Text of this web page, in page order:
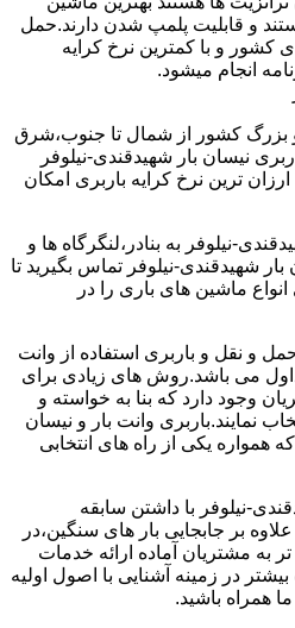
و قابلیت پلمپ شدن دارند.حمل
کشور و با کمترین نرخ کرایه
انجام میشود.
کشور از شمال تا جنوب،شرق
نیسان بار شهیدقندی-نیلوفر
ارزان ترین نرخ کرایه باربری امکان
نیلوفر به بنادر،لنگرگاه ها و
شهیدقندی-نیلوفر تماس بگیرید تا
انواع ماشین های باری را در
و نقل و باربری استفاده از وانت
می باشد.روش های زیادی برای
وجود دارد که بنا به خواسته و
نمایند.باربری وانت بار و نیسان
همواره یکی از راه های انتخابی
نیلوفر با داشتن سابقه
بر جابجایی بار های سنگین،در
به مشتریان آماده ارائه خدمات
در زمینه آشنایی با اصول اولیه
همراه باشید.